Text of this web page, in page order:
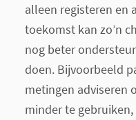
alleen registeren en
toekomst kan zo’n
nog beter
doen. Bijvoorbeeld
metingen adviseren
minder te